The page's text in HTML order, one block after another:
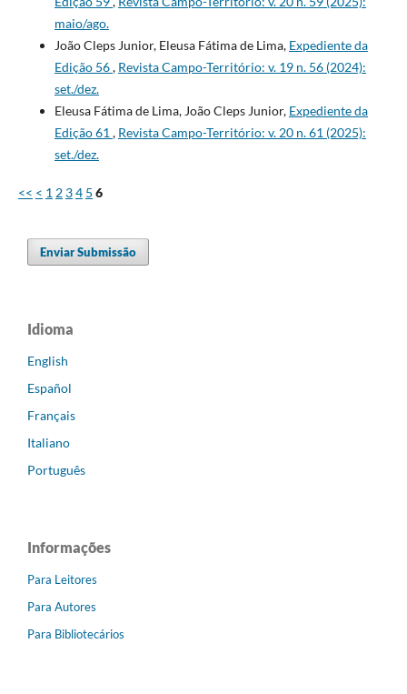
maio/ago.
João Cleps Junior, Eleusa Fátima de Lima, Expediente da
Edição 56, Revista Campo-Território: v. 19 n. 56 (2024):
set./dez.
Eleusa Fátima de Lima, João Cleps Junior, Expediente da
Edição 61 , Revista Campo-Território: v. 20 n. 61 (2025):
set./dez.
<< < 1 2 34 5 6
Enviar Submissão
Idioma
English
Español
Français
Italiano
Português
Informações
Para Leitores
Para Autores
Para Bibliotecários